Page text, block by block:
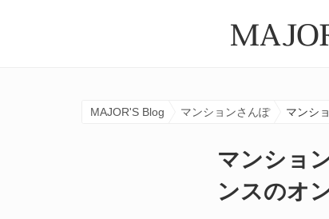
MAJOR'S Blog マンションさんぽ マンシ
マンショ
ンスのオ